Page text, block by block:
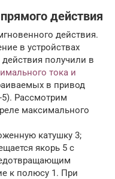
действия
действия.
в устройствах
получили в
тока и
в привод
Рассмотрим
максимального
катушку 3;
якорь 5 с
к полюсу 1. При